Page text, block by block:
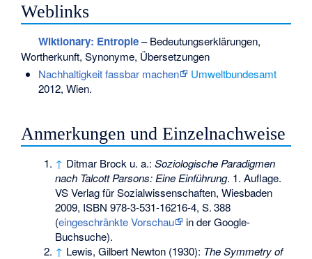
Weblinks
Wiktionary: Entropie– Bedeutungserklärungen,
Wortherkunft, Synonyme, Übersetzungen
Nachhaltigkeit fassbar machen
Umweltbundesamt
2012, Wien.
Anmerkungen und Einzelnachweise
↑ Ditmar Brock u. a.:Soziologische Paradigmen
nach Talcott Parsons: Eine Einführung. 1. Auflage.
VS Verlag für Sozialwissenschaften, Wiesbaden
2009, ISBN 978-3-531-16216-4,S.388
(eingeschränkte Vorschau
in der Google-
Buchsuche).
↑ Lewis, Gilbert Newton (1930): The Symmetry of